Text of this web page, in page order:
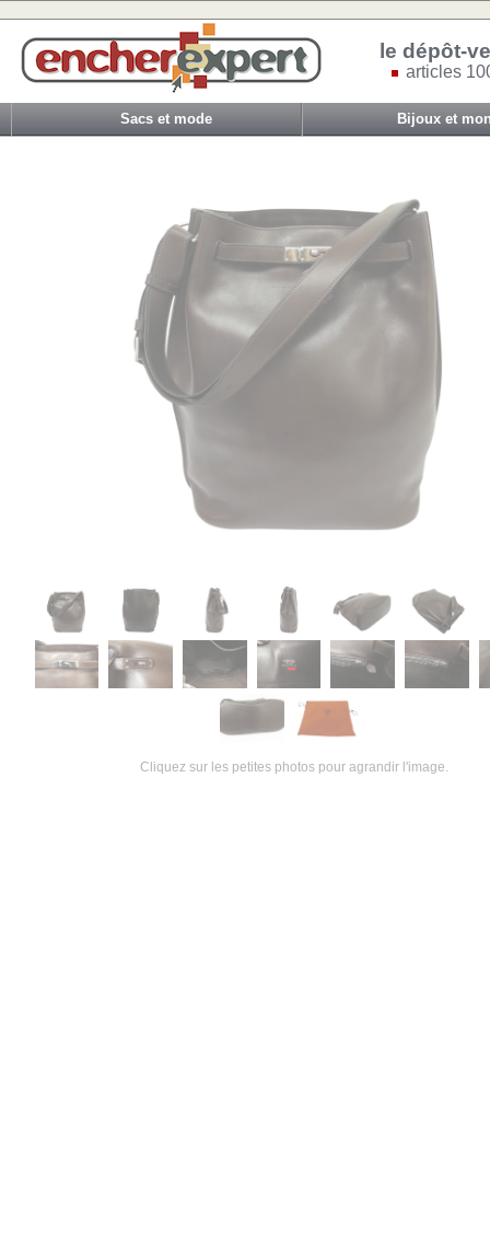
le dépôt-
articles
Sacs et mode Bijoux et
Cliquez sur les petites photos pour agrandir l'image.